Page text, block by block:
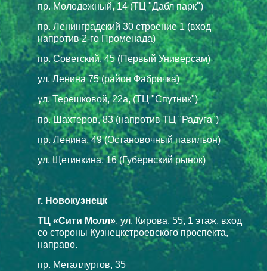
пр. Молодежный, 14 (ТЦ "Дабл парк")
пр. Ленинградский 30 строение 1 (вход
напротив 2-го Променада)
пр. Советский, 45 (Первый Универсам)
ул. Ленина 75 (район Фабричка)
ул. Терешковой, 22а, (ТЦ "Спутник")
пр. Шахтеров, 83 (напротив ТЦ "Радуга")
пр. Ленина, 49 (Остановочный павильон)
ул. Щетинкина, 16 (Губернский рынок)
г. Новокузнецк
ТЦ «Сити Молл», ул. Кирова, 55, 1 этаж, вход
со стороны Кузнецкстроевского проспекта,
направо.
пр. Металлургов, 35